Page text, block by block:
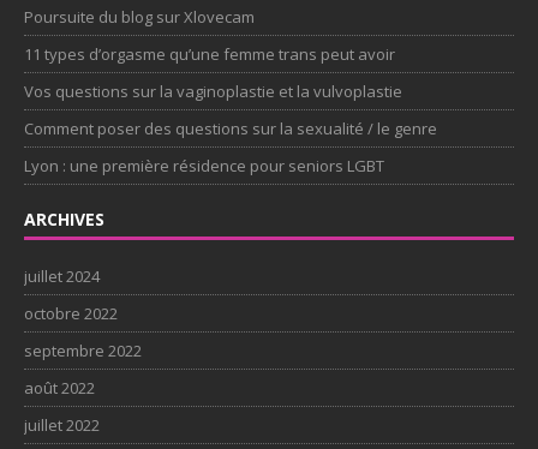
Poursuite du blog sur Xlovecam
11 types d’orgasme qu’une femme trans peut avoir
Vos questions sur la vaginoplastie et la vulvoplastie
Comment poser des questions sur la sexualité / le genre
Lyon : une première résidence pour seniors LGBT
ARCHIVES
juillet 2024
octobre 2022
septembre 2022
août 2022
juillet 2022